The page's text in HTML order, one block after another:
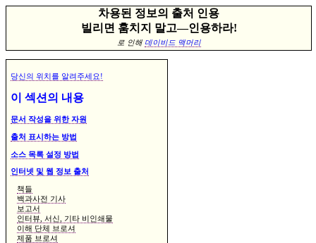
차용된 정보의 출처 인용
빌리면 훔치지 말고—인용하라!
로 인해 데이비드 맥머리
당신의 위치를 알려주세요!
이 섹션의 내용
문서 작성을 위한 자원
출처 표시하는 방법
소스 목록 설정 방법
인터넷 및 웹 정보 출처
책들
백과사전 기사
보고서
인터뷰, 서신, 기타 비인쇄물
이해 단체 브로셔
제품 브로셔